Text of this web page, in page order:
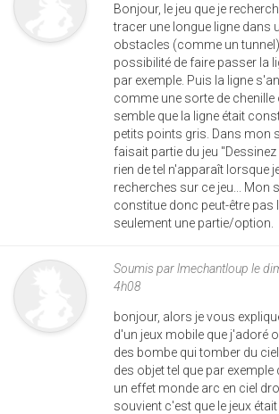
Bonjour, le jeu que je
tracer une longue ligne dans
obstacles (comme un
possibilité de faire passer la
par exemple. Puis la ligne
comme une sorte de chenille
semble que la ligne était
petits points gris. Dans mon
faisait partie du jeu
rien de tel n'apparaît lorsque
recherches sur ce jeu... Mon
constitue donc peut-être pas
seulement une partie/option.
Soumis parlmechantloup le
4h08
bonjour, alors je vous
d'un jeux mobile que j'adoré
des bombe qui tomber du
des objet tel que par
un effet monde arc en ciel
souvient c'est que le jeux